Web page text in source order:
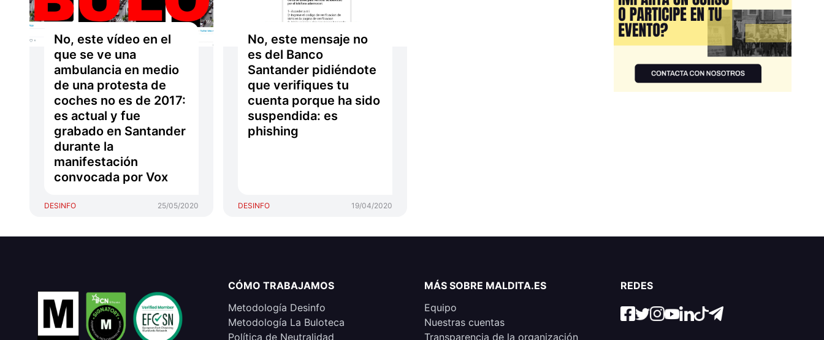
No, este vídeo en el
que se ve una
ambulancia en medio
de una protesta de
coches no es de 2017:
es actual y fue
grabado en Santander
durante la
manifestación
convocada por Vox
DESINFO 25/05/2020
No, este mensaje no
es del Banco
Santander pidiéndote
que verifiques tu
cuenta porque ha sido
suspendida: es
phishing
DESINFO 19/04/2020
CÓMO TRABAJAMOS
Metodología Desinfo
Metodología La Buloteca
Política de Neutralidad
MÁS SOBRE MALDITA.ES
Equipo
Nuestras cuentas
Transparencia de la organización
REDES